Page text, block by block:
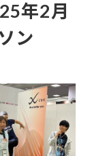
年2月
ン